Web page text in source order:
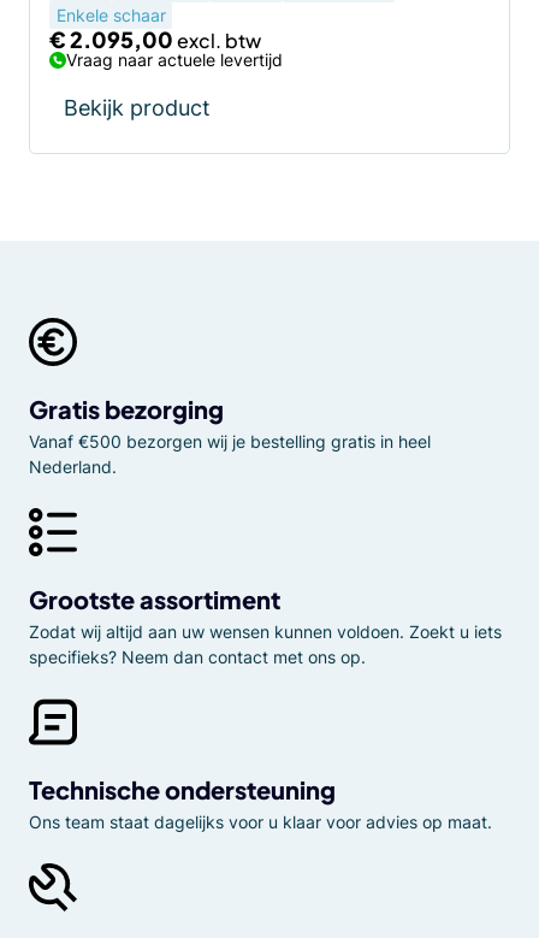
Enkele schaar
€2.095,00
Vraag naar actuele levertijd
Bekijk product
Gratis bezorging
Vanaf €500 bezorgen wij je bestelling gratis in heel
Nederland.
Grootste assortiment
Zodat wij altijd aan uw wensen kunnen voldoen. Zoekt u iets
specifieks? Neem dan contact met ons op.
Technische ondersteuning
Ons team staat dagelijks voor u klaar voor advies op maat.